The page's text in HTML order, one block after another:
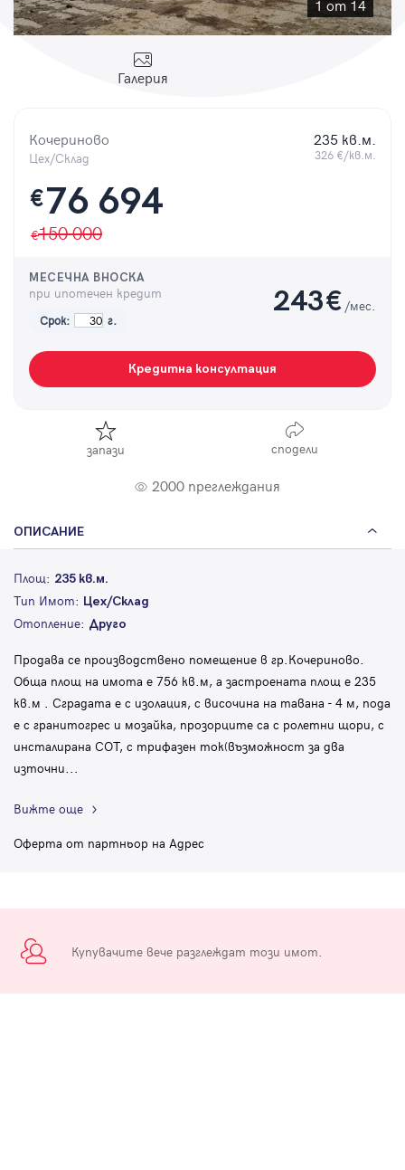
1 от 14
Галерия
Кочериново
Цех/Склад
235 кв.м.
326 €/кв.м.
€76 694
150 000
МЕСЕЧНА ВНОСКА
при ипотечен кредит
Срок: г.
243€ /мес.
Кредитна консултация
запази сподели
2000 преглеждания
ОПИСАНИЕ
Площ: 235 кв.м.
Тип Имот: Цех/Склад
Отопление: Друго
Продава се производствено помещение в гр.Кочериново.
Обща площ на имота е 756 кв.м, а застроената площ е 235
кв.м . Сградата е с изолация, с височина на тавана - 4 м, пода
е с гранитогрес и мозайка, прозорците са с ролетни щори, с
инсталирана СОТ, с трифазен ток(възможност за два
източни...
Вижте още
Оферта от партньор на Адрес
Купувачите вече разглеждат този имот.
Парола